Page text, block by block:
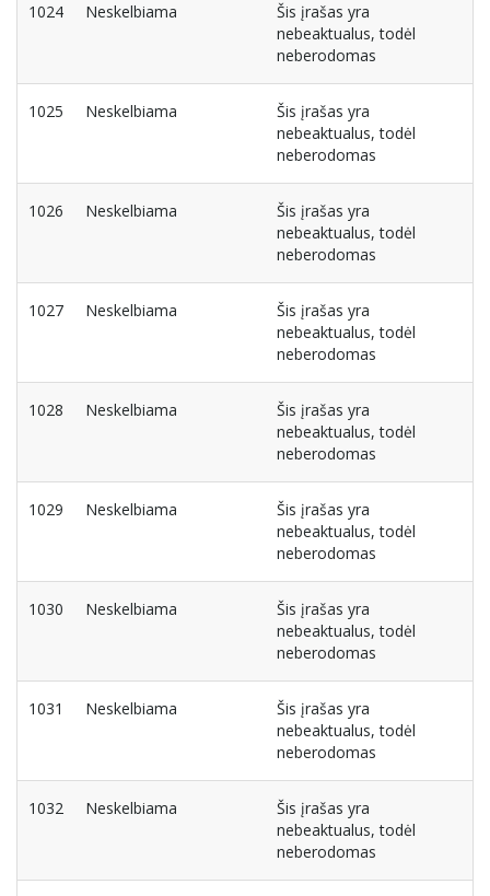
1024 Neskelbiama
Šis įrašas yra
nebeaktualus, todėl
neberodomas
1025 Neskelbiama
Šis įrašas yra
nebeaktualus, todėl
neberodomas
1026 Neskelbiama
Šis įrašas yra
nebeaktualus, todėl
neberodomas
1027 Neskelbiama
Šis įrašas yra
nebeaktualus, todėl
neberodomas
1028 Neskelbiama
Šis įrašas yra
nebeaktualus, todėl
neberodomas
1029 Neskelbiama
Šis įrašas yra
nebeaktualus, todėl
neberodomas
1030 Neskelbiama
Šis įrašas yra
nebeaktualus, todėl
neberodomas
1031 Neskelbiama
Šis įrašas yra
nebeaktualus, todėl
neberodomas
1032 Neskelbiama
Šis įrašas yra
nebeaktualus, todėl
neberodomas